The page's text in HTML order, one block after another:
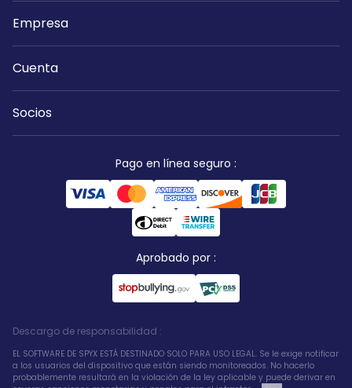
Empresa
Cuenta
Socios
Pago en línea seguro :
Aprobado por :
Descargo de responsabilidad :
EL SOFTWARE DE SPYX ESTÁ DESTINADO SOLO PARA USO LEGAL. Se le exige notificar
a los usuarios del dispositivo que están siendo monitoreados. No hacerlo
probablemente resultará en la violación de la ley aplicable y puede derivar en